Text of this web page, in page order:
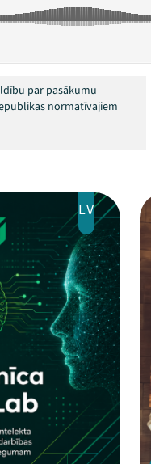
par pasākumu
normatīvajiem
LV